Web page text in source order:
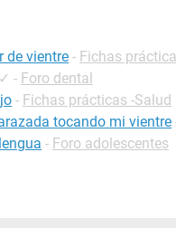
de vientre - Fichas
✓ - Foro dental
- Fichas prácticas -Salud
tocando mi vientre
- Foro adolescentes